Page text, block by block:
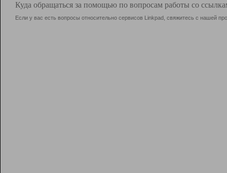
Куда обращаться за помощью по вопросам работы со
Если у вас есть вопросы относительно сервисов Linkpad, свяжитесь с нашей